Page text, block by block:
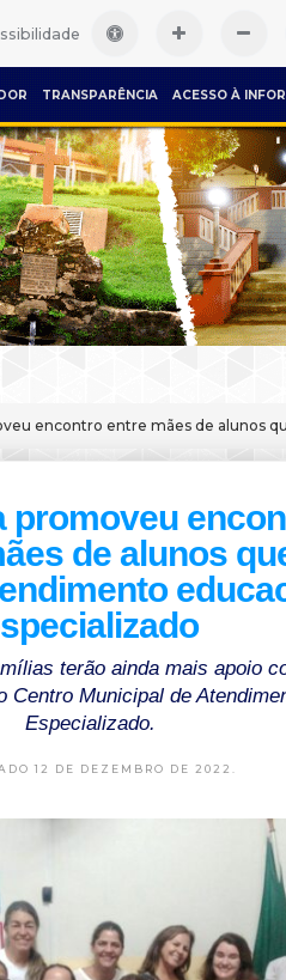
TRANSPARÊNCIA ACESSO À
encontro entre mães de alunos
promoveu
de alunos
terão ainda mais apoio
Centro Municipal de
Especializado.
12 DE DEZEMBRO DE 2022.